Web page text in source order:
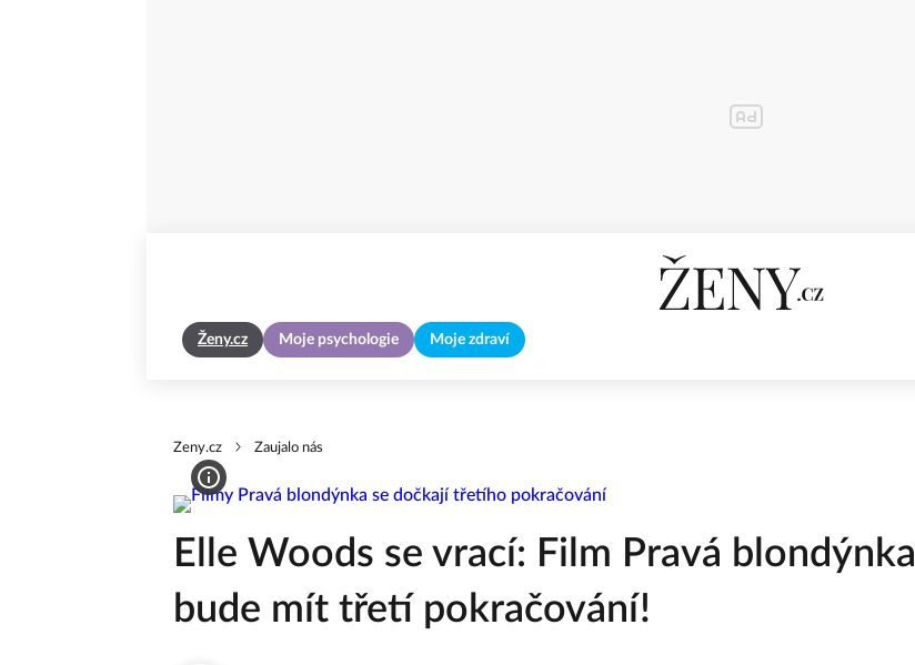
Ženy.cz Moje psychologie Moje zdraví
Zeny.cz Zaujalo nás
Elle Woods se vrací: Film Pravá blondýnka
bude mít třetí pokračování!